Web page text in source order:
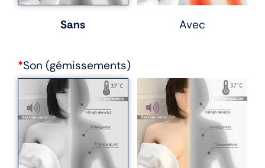
Sans Avec
*Son (gémissements)